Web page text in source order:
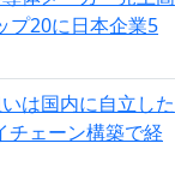
プ20に日本企業5
は国内に自立した
チェーン構築で経